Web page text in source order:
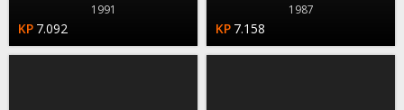
1991
7.092
1987
7.158